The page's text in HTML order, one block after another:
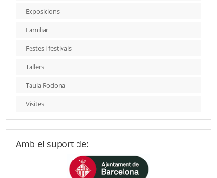
Exposicions
Familiar
Festes i festivals
Tallers
Taula Rodona
Visites
Amb el suport de: